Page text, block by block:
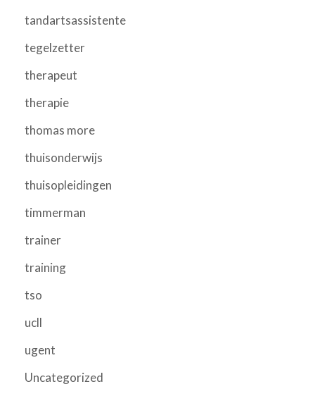
tandartsassistente
tegelzetter
therapeut
therapie
thomas more
thuisonderwijs
thuisopleidingen
timmerman
trainer
training
tso
ucll
ugent
Uncategorized